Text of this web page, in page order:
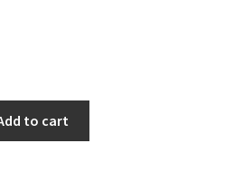
to cart